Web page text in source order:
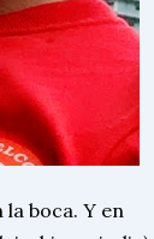
boca. Y en